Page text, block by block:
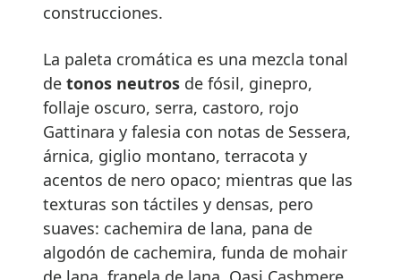
construcciones.
La paleta cromática es una mezcla tonal
de tonos neutros de fósil, ginepro,
follaje oscuro, serra, castoro, rojo
Gattinara y falesia con notas de Sessera,
árnica, giglio montano, terracota y
acentos de nero opaco; mientras que las
texturas son táctiles y densas, pero
suaves: cachemira de lana, pana de
algodón de cachemira, funda de mohair